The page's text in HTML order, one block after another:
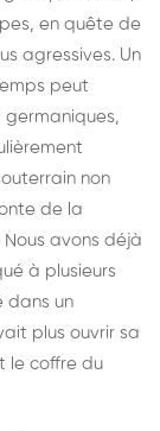
en quête de
agressives. Un
peut
germaniques,
non
de la
avons déjà
à plusieurs
dans un
plus ouvrir sa
le coffre du